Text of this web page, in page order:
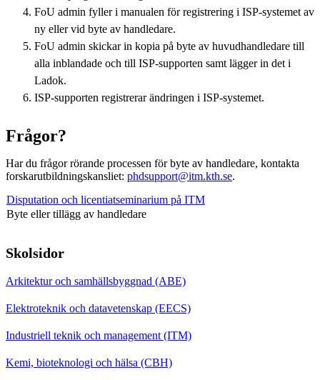
FoU admin fyller i manualen för registrering i ISP-systemet av
ny eller vid byte av handledare.
FoU admin skickar in kopia på byte av huvudhandledare till
alla inblandade och till ISP-supporten samt lägger in det i
Ladok.
ISP-supporten registrerar ändringen i ISP-systemet.
Frågor?
Har du frågor rörande processen för byte av handledare, kontakta
forskarutbildningskansliet: phdsupport@itm.kth.se.
Disputation och licentiatseminarium på ITM
Byte eller tillägg av handledare
Skolsidor
Arkitektur och samhällsbyggnad (ABE)
Elektroteknik och datavetenskap (EECS)
Industriell teknik och management (ITM)
Kemi, bioteknologi och hälsa (CBH)